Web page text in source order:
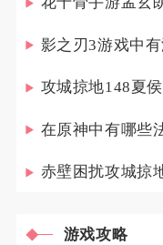
攻城掠地148夏
在原神中有哪些
赤壁困扰攻城掠
游戏攻略